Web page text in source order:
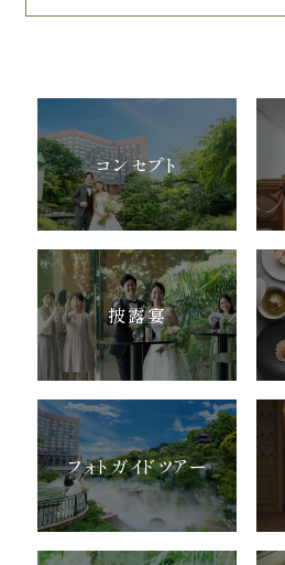
コンセプト
披露宴
フォトガイドツアー